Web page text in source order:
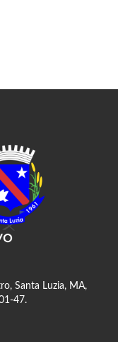
Santa Luzia, MA,
47.